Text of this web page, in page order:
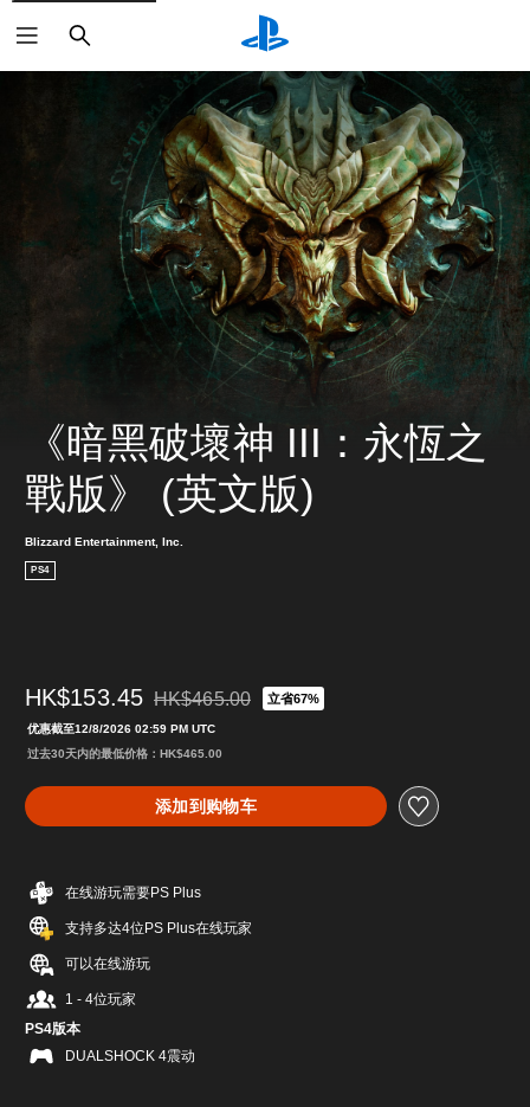
搜
索
《暗黑破壞神 III：永恆之
戰版》 (英文版)
Blizzard Entertainment, Inc.
PS4
HK$153.45 从原价HK$465.00折扣优惠
HK$465.00 立省67%
优惠截至12/8/2026 02:59 PM UTC
过去30天内的最低价格：HK$465.00
添加到购物车
在线游玩需要PS Plus
支持多达4位PS Plus在线玩家
可以在线游玩
1 - 4位玩家
PS4版本
DUALSHOCK 4震动